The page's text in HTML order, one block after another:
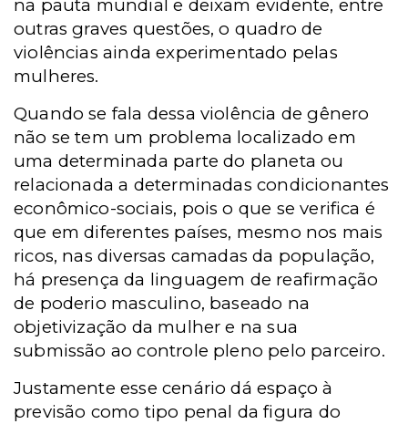
na pauta mundial e deixam evidente, entre
outras graves questões, o quadro de
violências ainda experimentado pelas
mulheres.
Quando se fala dessa violência de gênero
não se tem um problema localizado em
uma determinada parte do planeta ou
relacionada a determinadas condicionantes
econômico-sociais, pois o que se verifica é
que em diferentes países, mesmo nos mais
ricos, nas diversas camadas da população,
há presença da linguagem de reafirmação
de poderio masculino, baseado na
objetivização da mulher e na sua
submissão ao controle pleno pelo parceiro.
Justamente esse cenário dá espaço à
previsão como tipo penal da figura do